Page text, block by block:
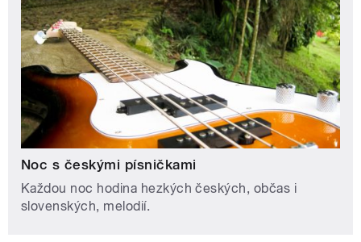
Noc s českými písničkami
Každou noc hodina hezkých českých, občas i
slovenských, melodií.